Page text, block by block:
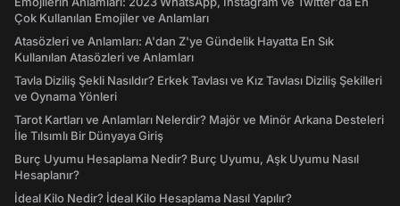
Çok Kullanılan Emojiler ve Anlamları
Atasözleri ve Anlamları: A'dan Z'ye Gündelik Hayatta En Sık
Kullanılan Atasözleri ve Anlamları
Tavla Diziliş Şekli Nasıldır? Erkek Tavlası ve Kız Tavlası Diziliş Şekilleri
ve Oynama Yönleri
Tarot Kartları ve Anlamları Nelerdir? Majör ve Minör Arkana Desteleri
İle Tılsımlı Bir Dünyaya Giriş
Burç Uyumu Hesaplama Nedir? Burç Uyumu, Aşk Uyumu Nasıl
Hesaplanır?
İdeal Kilo Nedir? İdeal Kilo Hesaplama Nasıl Yapılır?